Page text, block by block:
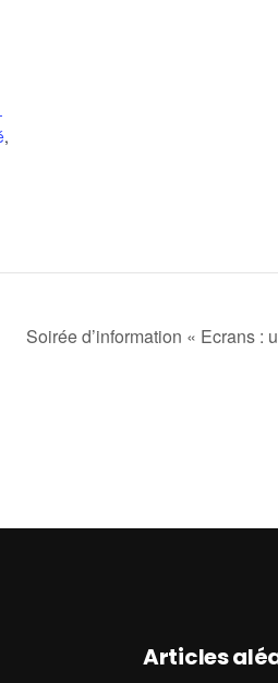
,
Soirée d’information « Ecrans :
Articles